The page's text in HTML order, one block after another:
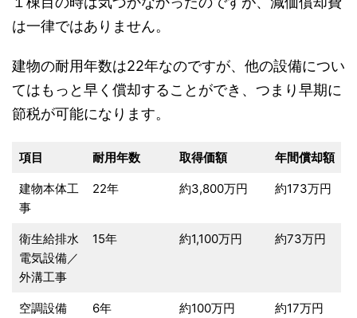
は一律ではありません。
建物の耐用年数は22年なのですが、他の設備につい
てはもっと早く償却することができ、つまり早期に
節税が可能になります。
項目 耐用年数 取得価額 年間償却額
建物本体工
事
22年 約3,800万円 約173万円
衛生給排水
電気設備／
外溝工事
15年 約1,100万円 約73万円
空調設備 6年 約100万円 約17万円